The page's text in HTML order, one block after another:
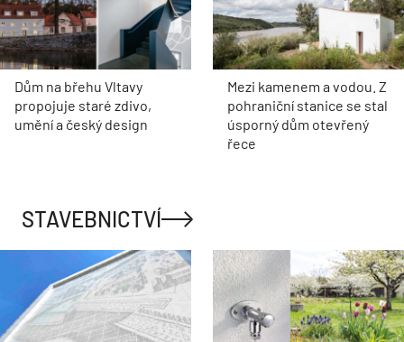
Dům na břehu Vltavy
propojuje staré zdivo,
umění a český design
Mezi kamenem a vodou. Z
pohraniční stanice se stal
úsporný dům otevřený
řece
STAVEBNICTVÍ